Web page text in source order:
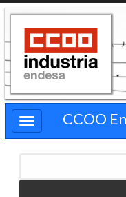
Pasar
contenido
principal
CCOO